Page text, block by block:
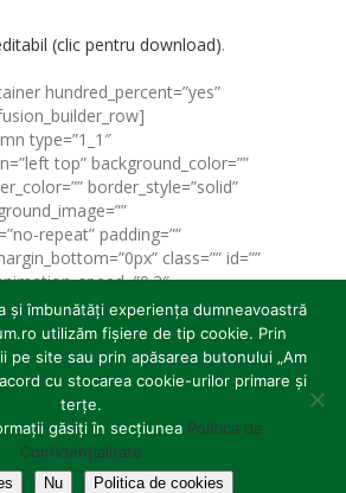
(clic pentru download).
hundred_percent=”yes”
type=”1_1″
top” background_color=””
border_style=”solid”
repeat” padding=””
class=”” id=””
hide_on_mobile=”no”
min_height=”none”]Anexa 1-Cerere de
fusion_builder_container]
Asociația GAL Triplex Confinium| All Rights
| Powered by3Waves Net SRL
și îmbunătăți experiența dumneavoastră
utilizăm fișiere de tip cookie. Prin
pe site sau prin apăsarea butonului „Am
cu stocarea cookie-urilor primare și
terțe.
găsiți în secțiunea Politica de
Confidențialitate
Nu Politica de cookies